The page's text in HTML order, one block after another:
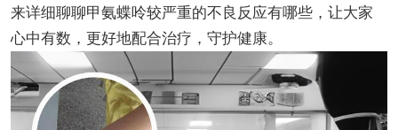
来详细聊聊甲氨蝶呤较严重的不良反应有哪些，让大家
心中有数，更好地配合治疗，守护健康。